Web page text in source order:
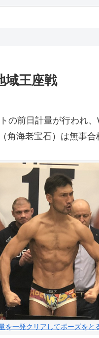
域王座戦
前日計量が行われ
海老宝石）は無事合
を一発クリアしてポーズをと